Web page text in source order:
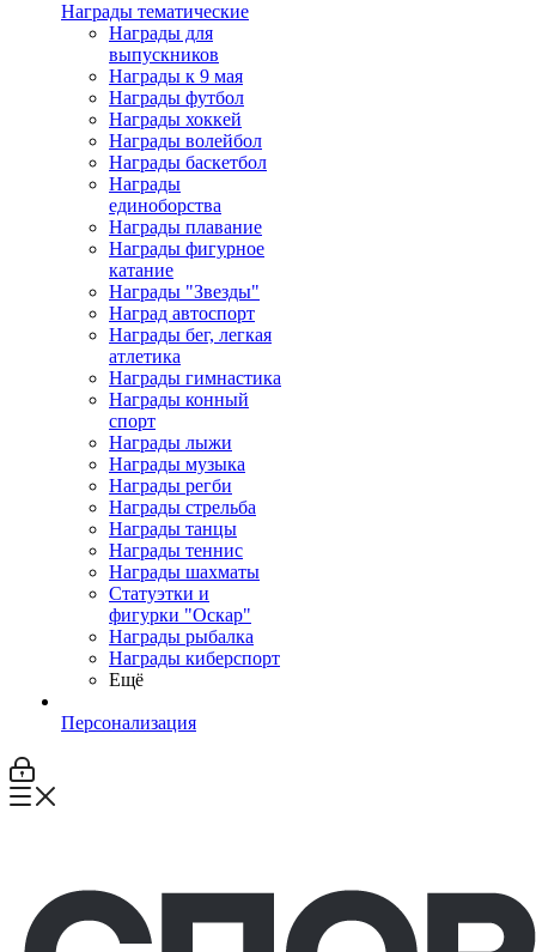
Награды тематические
Награды для
выпускников
Награды к 9 мая
Награды футбол
Награды хоккей
Награды волейбол
Награды баскетбол
Награды
единоборства
Награды плавание
Награды фигурное
катание
Награды "Звезды"
Наград автоспорт
Награды бег, легкая
атлетика
Награды гимнастика
Награды конный
спорт
Награды лыжи
Награды музыка
Награды регби
Награды стрельба
Награды танцы
Награды теннис
Награды шахматы
Статуэтки и
фигурки "Оскар"
Награды рыбалка
Награды киберспорт
Ещё
Персонализация